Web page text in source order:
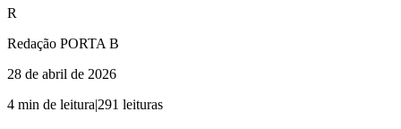
R
Redação PORTA B
28 de abril de 2026
4 min de leitura|291 leituras